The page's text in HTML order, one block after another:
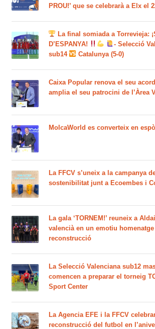
PROU!’ que se celebrarà a Elx el
La final somiada a Torrevieja:
D’ESPANYA!
- Selecció
sub14
Catalunya (5-0)
Caixa Popular renova el seu
amplia el seu patrocini de l’Àrea
MolcaWorld es converteix en
La FFCV s’uneix a la campanya
sostenibilitat junt a Ecoembes i
La gala ‘TORNEM!’ reuneix a
valencià en un emotiu
reconstrucció
La Selecció Valenciana sub12
comencen a preparar el torneig
Sport Center
La Agencia EFE i la FFCV
reconstrucció del futbol en